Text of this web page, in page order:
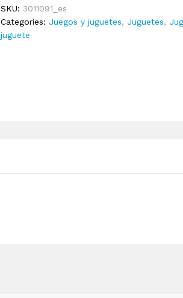
SKU:3011091_es
Categories: Juegos y juguetes, Juguetes,
juguete